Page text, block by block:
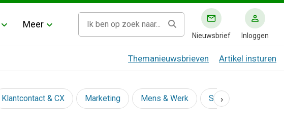
Meer
Nieuwsbrief Inloggen
Themanieuwsbrieven Artikel insturen
Klantcontact & CX Marketing Mens & Werk Social
›